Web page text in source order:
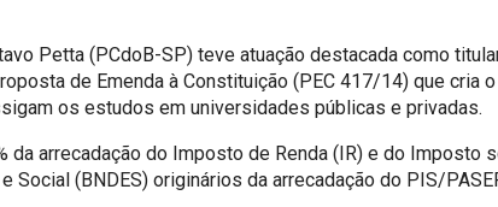
Petta (PCdoB-SP) teve atuação destacada como
de Emenda à Constituição (PEC 417/14) que cria
os estudos em universidades públicas e privadas.
da arrecadação do Imposto de Renda (IR) e do
Social (BNDES) originários da arrecadação do PIS/